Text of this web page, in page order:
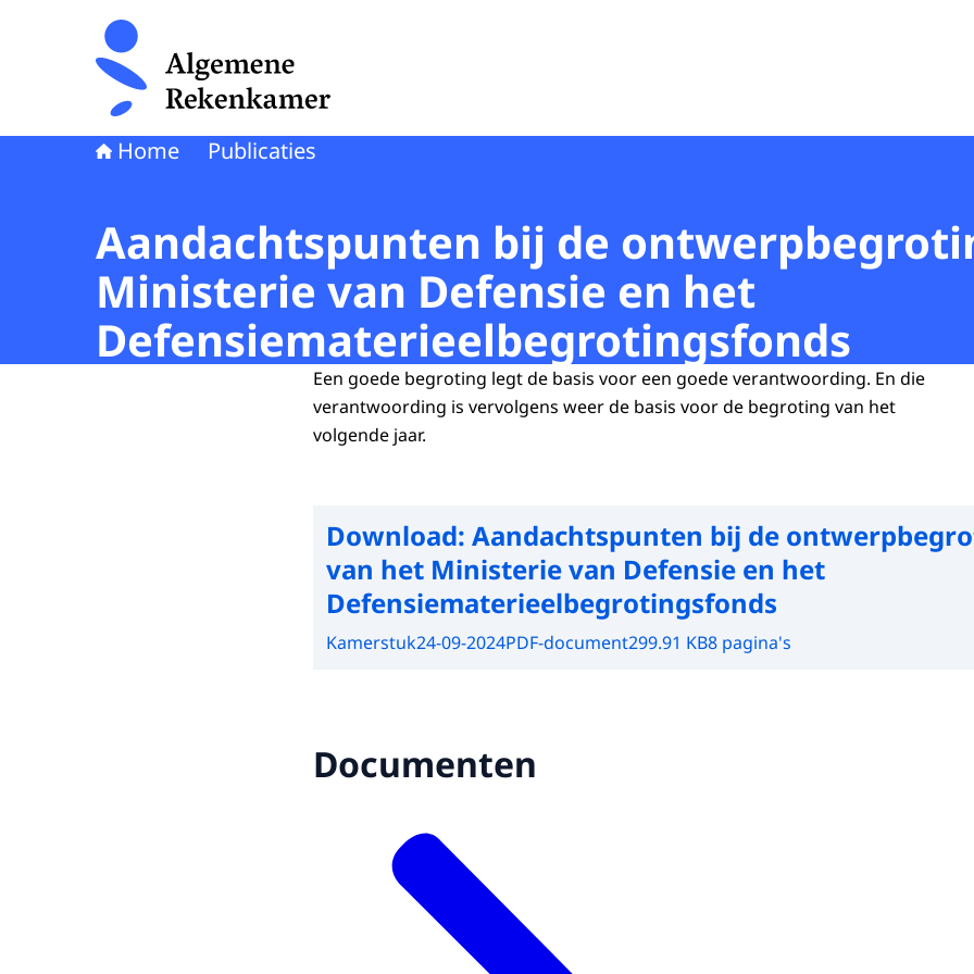
Naar de homepage van Algemene Rekenkamer
Home Publicaties
Aandachtspunten bij de
Ministerie van Defensie en het
Defensiematerieelbegrotingsfonds
Een goede begroting legt de basis voor een goede verantwoording. En die
verantwoording is vervolgens weer de basis voor de begroting van het
volgende jaar.
Download: Aandachtspunten bij de
van het Ministerie van Defensie en het
Defensiematerieelbegrotingsfonds
Kamerstuk24-09-2024PDF-document299.91 KB8 pagina's
Documenten